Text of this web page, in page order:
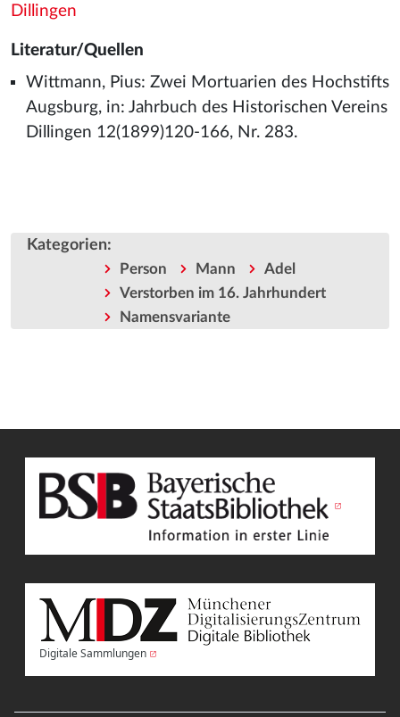
Dillingen
Literatur/Quellen
Wittmann, Pius: Zwei Mortuarien des Hochstifts
Augsburg, in: Jahrbuch des Historischen Vereins
Dillingen 12(1899)120-166, Nr. 283.
Kategorien:
Person Mann
Adel
Verstorben im 16. Jahrhundert
Namensvariante
Digitale Sammlungen